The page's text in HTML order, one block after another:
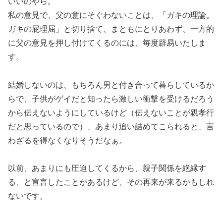
私の意見で、父の意にそぐわないことは、「ガキの理論。
ガキの屁理屈」と切り捨て、まともにとりあわず、一方的
に父の意見を押し付けてくるのには、毎度辟易いたしま
す。
結婚しないのは、もちろん男と付き合って暮らしているか
らで、子供がゲイだと知ったら激しい衝撃を受けるだろう
から伝えないようにしているけど（伝えないことが親孝行
だと思っているので）、あまり追い詰めてこられると、言
わざるを得なくなりそうだなぁ。
以前、あまりにも圧迫してくるから、親子関係を絶縁す
る、と宣言したことがあるけど、その再来が来るかもしれ
ないです。